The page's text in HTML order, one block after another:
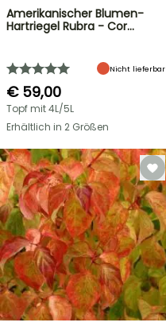
Amerikanischer Blumen-
Hartriegel Rubra - Cor…
Nicht lieferbar
€ 59,00
Topf mit 4L/5L
Erhältlich in 2 Größen